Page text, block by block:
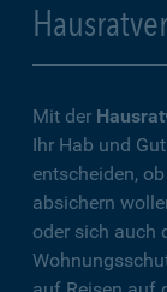
Mit der
Ihr Hab und
entscheiden,
absichern
oder sich auch